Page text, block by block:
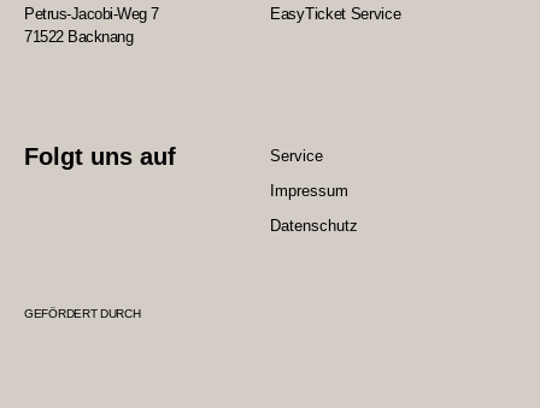
Petrus-Jacobi-Weg 7
71522 Backnang
EasyTicket Service
Folgt uns auf
Service
Impressum
Datenschutz
GEFÖRDERT DURCH